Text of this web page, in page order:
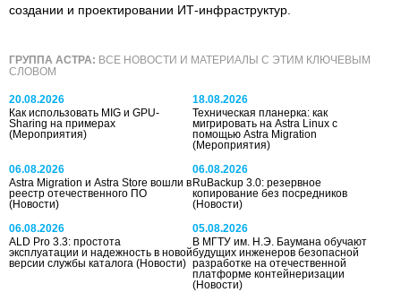
создании и проектировании ИТ-инфраструктур.
ГРУППА АСТРА: ВСЕ НОВОСТИ И МАТЕРИАЛЫ С ЭТИМ КЛЮЧЕВЫМ
СЛОВОМ
20.08.2026
Как использовать MIG и GPU-
Sharing на примерах
(Мероприятия)
18.08.2026
Техническая планерка: как
мигрировать на Astra Linux с
помощью Astra Migration
(Мероприятия)
06.08.2026
Astra Migration и Astra Store вошли в
реестр отечественного ПО
(Новости)
06.08.2026
RuBackup 3.0: резервное
копирование без посредников
(Новости)
06.08.2026
ALD Pro 3.3: простота
эксплуатации и надежность в новой
версии службы каталога (Новости)
05.08.2026
В МГТУ им. Н.Э. Баумана обучают
будущих инженеров безопасной
разработке на отечественной
платформе контейнеризации
(Новости)